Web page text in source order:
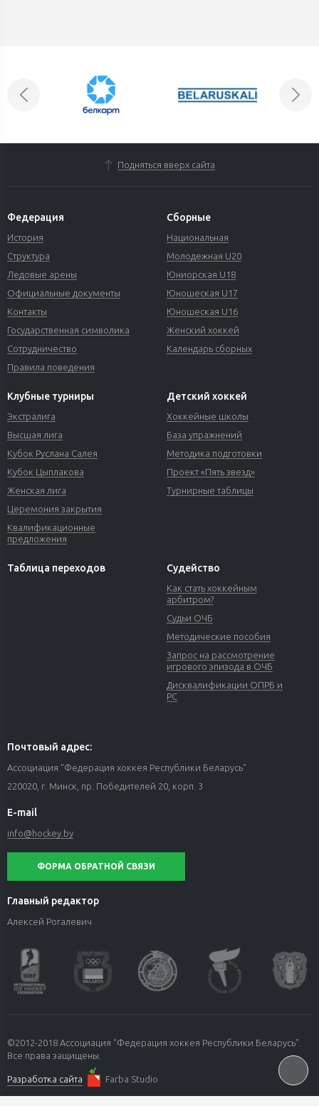
Подняться вверх сайта
Федерация
История
Структура
Ледовые арены
Официальные документы
Контакты
Государственная символика
Сотрудничество
Правила поведения
Сборные
Национальная
Молодежная U20
Юниорская U18
Юношеская U17
Юношеская U16
Женский хоккей
Календарь сборных
Клубные турниры
Экстралига
Высшая лига
Кубок Руслана Салея
Кубок Цыплакова
Женская лига
Церемония закрытия
Квалификационные
предложения
Детский хоккей
Хоккейные школы
База упражнений
Методика подготовки
Проект «Пять звезд»
Турнирные таблицы
Таблица переходов Судейство
Как стать хоккейным
арбитром?
Судьи ОЧБ
Методические пособия
Запрос на рассмотрение
игрового эпизода в ОЧБ
Дисквалификации ОПРБ и
РС
Почтовый адрес:
Ассоциация "Федерация хоккея Республики Беларусь"
220020, г. Минск, пр. Победителей 20, корп. 3
E-mail
info@hockey.by
ФОРМА ОБРАТНОЙ СВЯЗИ
Главный редактор
Алексей Рогалевич
©2012-2018 Ассоциация "Федерация хоккея Республики Беларусь".
Все права защищены.
Разработка сайта Farba Studio